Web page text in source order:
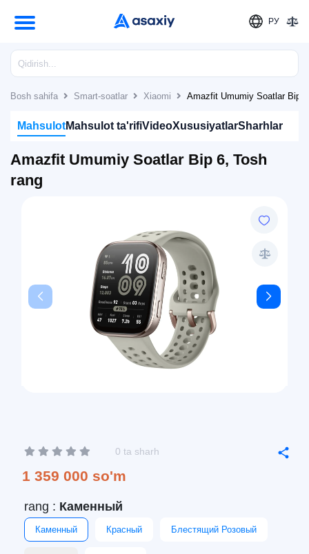
РУ
Bosh sahifa Smart-soatlar Xiaomi Amazfit Umumiy Soatlar Bip
MahsulotMahsulot ta'rifiVideoXususiyatlarSharhlar
Amazfit Umumiy Soatlar Bip 6, Tosh
rang
0 ta sharh
1 359 000 so'm
rang : Каменный
Каменный Красный Блестящий Розовый